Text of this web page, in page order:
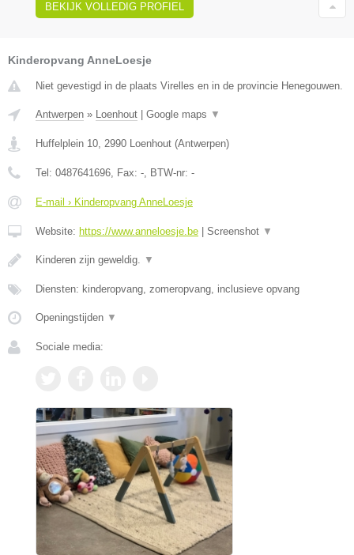
BEKIJK VOLLEDIG PROFIEL
Kinderopvang AnneLoesje
Niet gevestigd in de plaats Virelles en in de provincie Henegouwen.
Antwerpen » Loenhout Google maps ▼
Huffelplein 10, 2990 Loenhout (Antwerpen)
Tel: 0487641696, Fax: -, BTW-nr: -
E-mail › Kinderopvang AnneLoesje
Website: https://www.anneloesje.be Screenshot ▼
Kinderen zijn geweldig. ▼
Diensten: kinderopvang, zomeropvang, inclusieve opvang
Openingstijden ▼
Sociale media: